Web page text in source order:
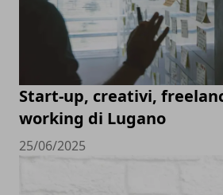
Start-up, creativi,
working di Lugano
25/06/2025